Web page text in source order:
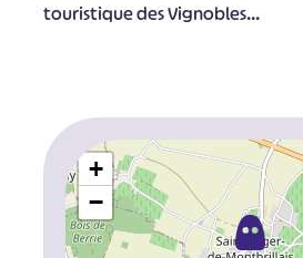
touristique des Vignobles...
+
−